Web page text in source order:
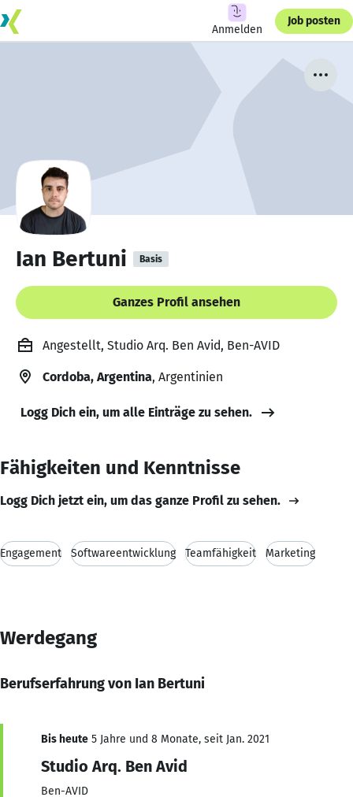
Anmelden
Job posten
Ian Bertuni Basis
Ganzes Profil ansehen
Angestellt, Studio Arq. Ben Avid, Ben-AVID
Cordoba, Argentina, Argentinien
Logg Dich ein, um alle Einträge zu sehen.
Fähigkeiten und Kenntnisse
Logg Dich jetzt ein, um das ganze Profil zu sehen.
Engagement Softwareentwicklung Teamfähigkeit Marketing
Werdegang
Berufserfahrung von Ian Bertuni
Bis heute 5 Jahre und 8 Monate, seit Jan. 2021
Studio Arq. Ben Avid
Ben-AVID